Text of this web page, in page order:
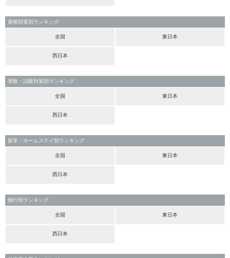
資格対策別ランキング
全国 東日本
西日本
受験・試験対策別ランキング
全国 東日本
西日本
留学・ホームステイ別ランキング
全国 東日本
西日本
旅行別ランキング
全国 東日本
西日本